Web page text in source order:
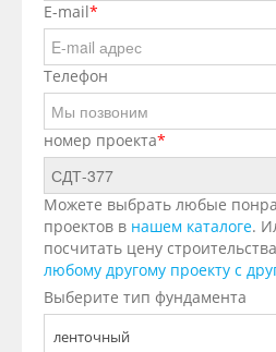
E-mail*
Телефон
номер проекта*
Можете выбрать любые
проектов в нашем каталоге.
посчитать цену
любому другому проекту с
Выберите тип фундамента
ленточный